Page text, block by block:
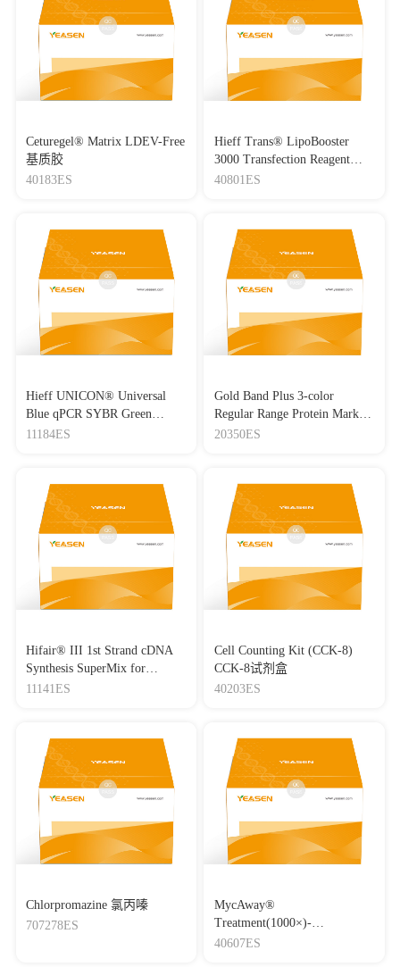
Ceturegel® Matrix LDEV-Free
基质胶
40183ES
Hieff Trans® LipoBooster
3000 Transfection Reagent
Lipo3000转染试剂
40801ES
Hieff UNICON® Universal
Blue qPCR SYBR Green
Master Mix
11184ES
Gold Band Plus 3-color
Regular Range Protein Marker
(8-180 kDa) 三色预染蛋白质
20350ES
Hifair® III 1st Strand cDNA
Synthesis SuperMix for
qPCR(gDNA digester plus)
11141ES
Cell Counting Kit (CCK-8)
CCK-8试剂盒
40203ES
Chlorpromazine 氯丙嗪
707278ES
MycAway®
Treatment(1000×)-
Mycoplasma Elimination
40607ES